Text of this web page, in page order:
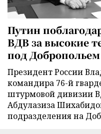
Путин
ВДВ за высокие
под Добропольем
Президент России
командира 76-й
штурмовой дивизии
Абдулазиза
подразделения на